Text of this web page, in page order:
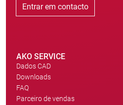
Entrar em contacto
AKO SERVICE
Dados CAD
Downloads
FAQ
Parceiro de vendas